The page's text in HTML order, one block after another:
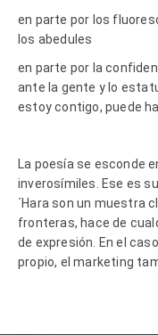
en parte por los
los abedules
en parte por la
ante la gente y lo
estoy contigo, puede
La poesía se esconde
inverosímiles. Ese es
´Hara son un muestra
fronteras, hace de
de expresión. En el
propio, el marketing